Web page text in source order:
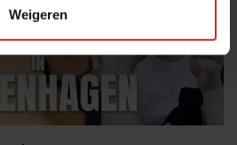
Weigeren